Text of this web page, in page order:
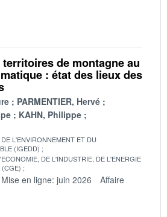
de montagne au
: état des lieux des
PARMENTIER, Hervé
KAHN, Philippe
L'ENVIRONNEMENT ET DU
(IGEDD)
DE L'INDUSTRIE, DE L'ENERGIE
(CGE)
Mise en ligne: juin 2026
Affaire